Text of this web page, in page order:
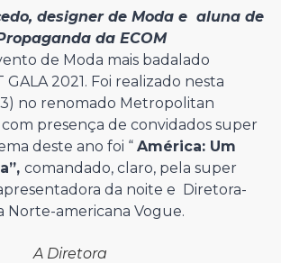
designer de Moda e aluna de
da ECOM
de Moda mais badalado
2021. Foi realizado nesta
no renomado Metropolitan
presença de convidados super
deste ano foi “ América: Um
comandado, claro, pela super
da noite e Diretora-
Norte-americana Vogue.
A Diretora